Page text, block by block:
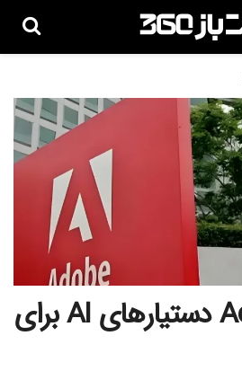
Acrobat Studio دستیارهای AI برای